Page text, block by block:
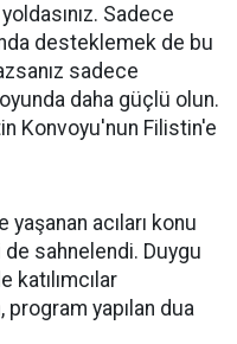
Sadece
desteklemek de bu
sadece
daha güçlü olun.
Konvoyu'nun Filistin'e
acıları konu
sahnelendi. Duygu
katılımcılar
program yapılan dua